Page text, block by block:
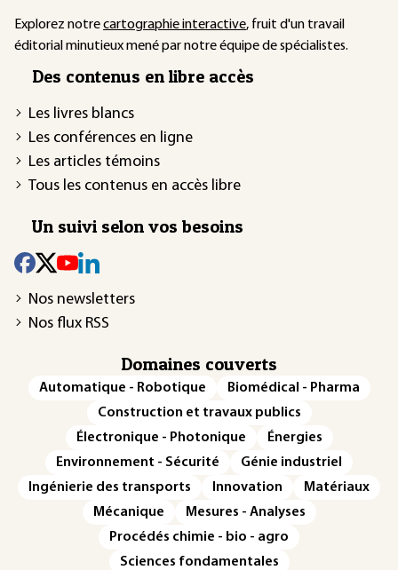
Explorez notrecartographie interactive, fruit d'un travail
éditorial minutieux mené par notre équipe de spécialistes.
Des contenus en libre accès
Les livres blancs
Les conférences en ligne
Les articles témoins
Tous les contenus en accès libre
Un suivi selon vos besoins
Nos newsletters
Nos flux RSS
Domaines couverts
Automatique - Robotique
Biomédical - Pharma
Construction et travaux publics
Électronique - Photonique
Énergies
Environnement - Sécurité
Génie industriel
Ingénierie des transports
Innovation
Matériaux
Mécanique
Mesures - Analyses
Procédés chimie - bio - agro
Sciences fondamentales